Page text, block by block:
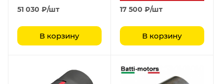
51 030 ₽/шт
В корзину
17 500 ₽/шт
В корзину